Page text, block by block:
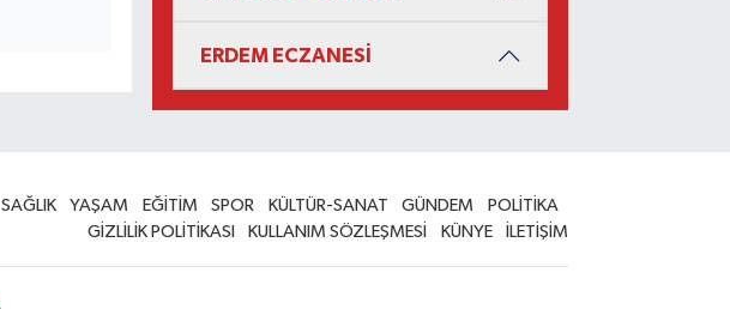
ERDEM ECZANESİ
SAĞLIK YAŞAM EĞİTİM SPOR KÜLTÜR-SANAT GÜNDEM
POLİTİKA
GİZLİLİK POLİTİKASI
KULLANIM SÖZLEŞMESİ KÜNYE İLETİŞİM